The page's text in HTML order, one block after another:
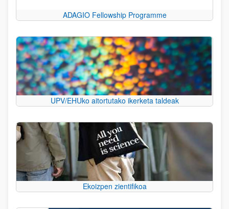
ADAGIO Fellowship Programme
UPV/EHUko aitortutako ikerketa taldeak
Ekoizpen zientifikoa